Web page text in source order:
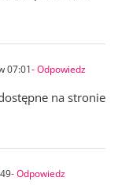
07:01- Odpowiedz
na stronie
- Odpowiedz